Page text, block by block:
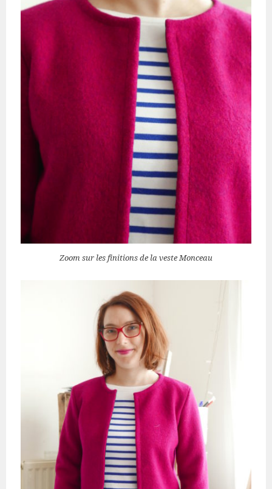
Zoom sur les finitions de la veste Monceau